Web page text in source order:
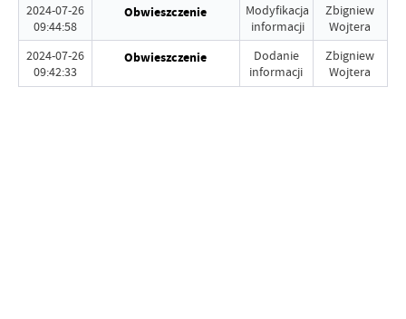
2024-07-26
09:44:58
Obwieszczenie
Modyfikacja
informacji
Zbigniew
Wojtera
2024-07-26
09:42:33
Obwieszczenie
Dodanie
informacji
Zbigniew
Wojtera